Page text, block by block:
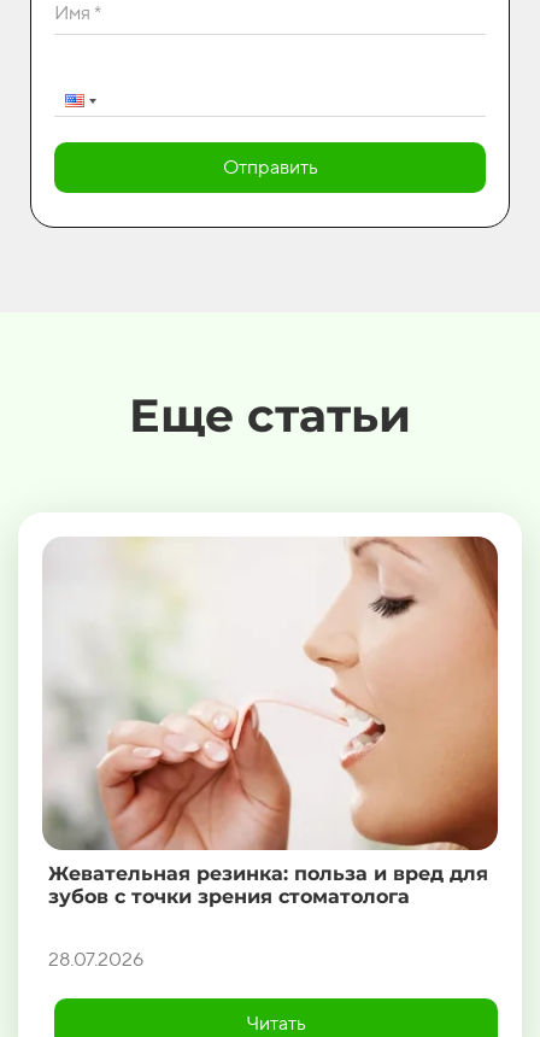
Имя *
Отправить
Еще статьи
Жевательная резинка: польза и вред для
зубов с точки зрения стоматолога
28.07.2026
Читать